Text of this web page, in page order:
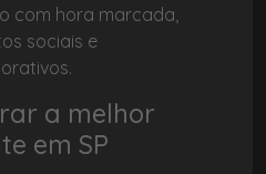
com hora marcada,
sociais e
a melhor
em SP